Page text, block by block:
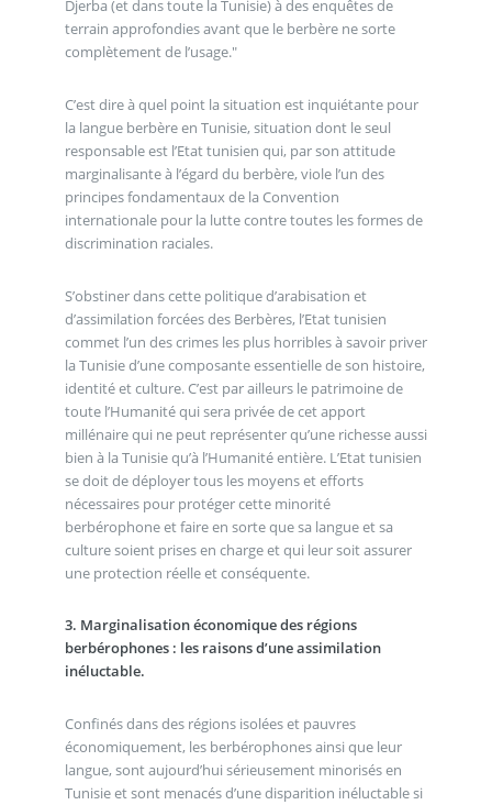
Djerba (et dans toute la Tunisie) à des enquêtes de
terrain approfondies avant que le berbère ne sorte
complètement de l’usage."
C’est dire à quel point la situation est inquiétante pour
la langue berbère en Tunisie, situation dont le seul
responsable est l’Etat tunisien qui, par son attitude
marginalisante à l’égard du berbère, viole l’un des
principes fondamentaux de la Convention
internationale pour la lutte contre toutes les formes de
discrimination raciales.
S’obstiner dans cette politique d’arabisation et
d’assimilation forcées des Berbères, l’Etat tunisien
commet l’un des crimes les plus horribles à savoir priver
la Tunisie d’une composante essentielle de son histoire,
identité et culture. C’est par ailleurs le patrimoine de
toute l’Humanité qui sera privée de cet apport
millénaire qui ne peut représenter qu’une richesse aussi
bien à la Tunisie qu’à l’Humanité entière. L’Etat tunisien
se doit de déployer tous les moyens et efforts
nécessaires pour protéger cette minorité
berbérophone et faire en sorte que sa langue et sa
culture soient prises en charge et qui leur soit assurer
une protection réelle et conséquente.
3. Marginalisation économique des régions
berbérophones : les raisons d’une assimilation
inéluctable.
Confinés dans des régions isolées et pauvres
économiquement, les berbérophones ainsi que leur
langue, sont aujourd’hui sérieusement minorisés en
Tunisie et sont menacés d’une disparition inéluctable si